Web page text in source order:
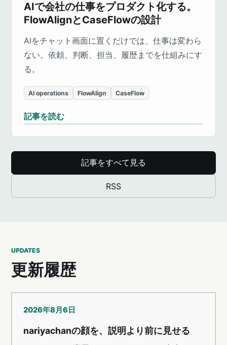
AIで会社の仕事をプロダクト化する。
FlowAlignとCaseFlowの設計
AIをチャット画面に置くだけでは、仕事は変わら
ない。依頼、判断、担当、履歴までを仕組みにす
る。
AI operations FlowAlign CaseFlow
記事を読む
記事をすべて見る
RSS
UPDATES
更新履歴
2026年8月6日
nariyachanの顔を、説明より前に見せる